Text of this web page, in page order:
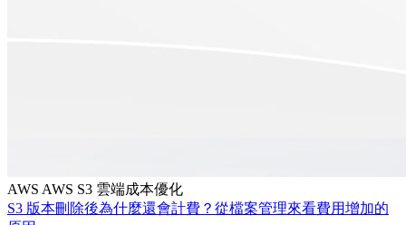
AWS AWS S3 雲端成本優化
S3 版本刪除後為什麼還會計費？從檔案管理來看費用增加的